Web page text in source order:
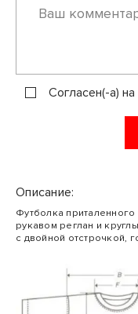
Согласен(-а) на
Описание:
Футболка
рукавом реглан и
с двойной отстрочкой,